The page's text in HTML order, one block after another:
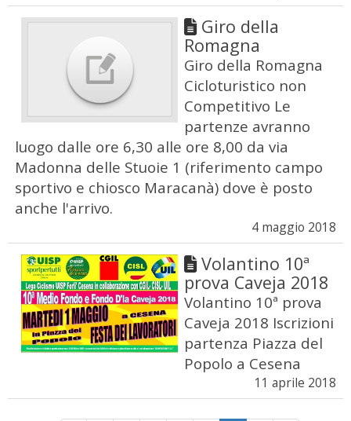
Giro della
Romagna
Giro della Romagna
Cicloturistico non
Competitivo Le
partenze avranno
luogo dalle ore 6,30 alle ore 8,00 da via
Madonna delle Stuoie 1 (riferimento campo
sportivo e chiosco Maracanà) dove è posto
anche l'arrivo.
4 maggio 2018
Volantino 10ª
prova Caveja 2018
Volantino 10ª prova
Caveja 2018 Iscrizioni
partenza Piazza del
Popolo a Cesena
11 aprile 2018